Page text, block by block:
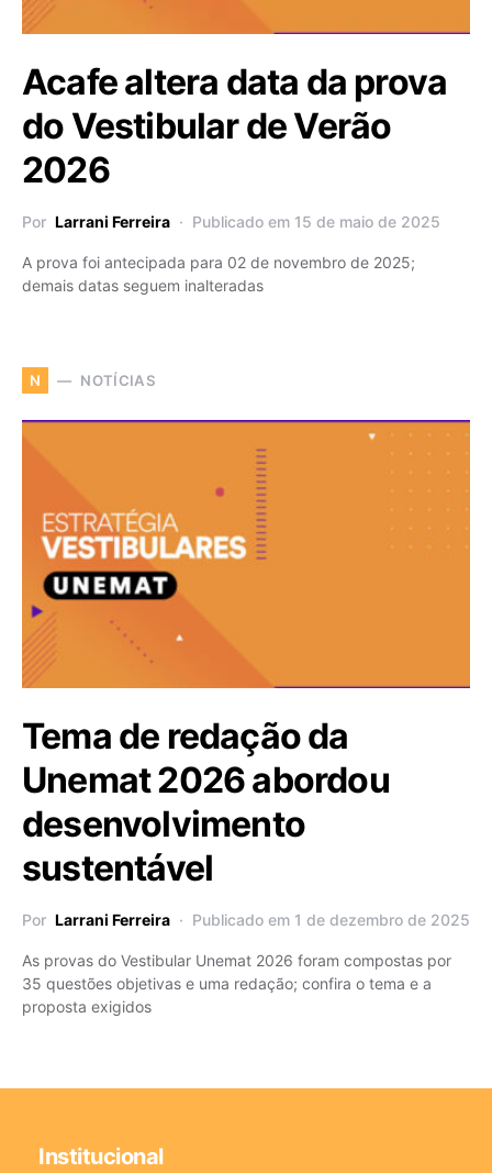
Acafe altera data da prova
do Vestibular de Verão
2026
Por Larrani Ferreira Publicado em 15 de maio de 2025
A prova foi antecipada para 02 de novembro de 2025;
demais datas seguem inalteradas
N NOTÍCIAS
Tema de redação da
Unemat 2026 abordou
desenvolvimento
sustentável
Por Larrani Ferreira Publicado em 1 de dezembro de 2025
As provas do Vestibular Unemat 2026 foram compostas por
35 questões objetivas e uma redação; confira o tema e a
proposta exigidos
Institucional